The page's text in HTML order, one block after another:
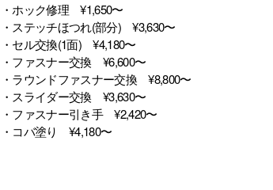
・ホック修理 ¥1,650〜
・ステッチほつれ(部分) ¥3,630〜
・セル交換(1面) ¥4,180〜
・ファスナー交換 ¥6,600〜
・ラウンドファスナー交換 ¥8,800〜
・スライダー交換 ¥3,630〜
・ファスナー引き手 ¥2,420〜
・コバ塗り ¥4,180〜